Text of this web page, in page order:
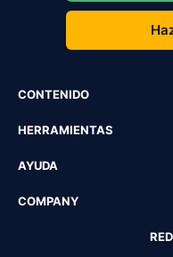
CONTENIDO
HERRAMIENTAS
AYUDA
COMPANY